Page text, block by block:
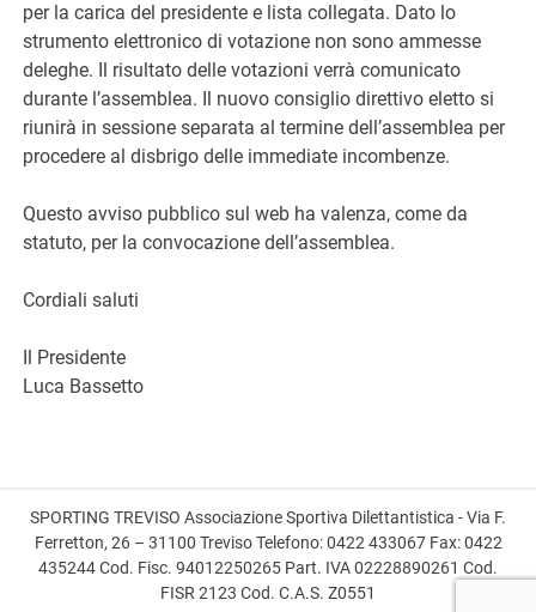
per la carica del presidente e lista collegata. Dato lo
strumento elettronico di votazione non sono ammesse
deleghe. Il risultato delle votazioni verrà comunicato
durante l’assemblea. Il nuovo consiglio direttivo eletto si
riunirà in sessione separata al termine dell’assemblea per
procedere al disbrigo delle immediate incombenze.
Questo avviso pubblico sul web ha valenza, come da
statuto, per la convocazione dell’assemblea.
Cordiali saluti
Il Presidente
Luca Bassetto
SPORTING TREVISO Associazione Sportiva Dilettantistica - Via F.
Ferretton, 26 – 31100 Treviso Telefono: 0422 433067 Fax: 0422
435244 Cod. Fisc. 94012250265 Part. IVA 02228890261 Cod.
FISR 2123 Cod. C.A.S. Z0551